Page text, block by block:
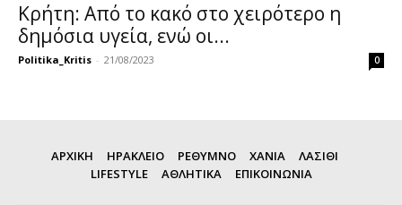
Κρήτη: Από το κακό στο χειρότερο η
δημόσια υγεία, ενώ οι...
Politika_Kritis - 21/08/2023 0
ΑΡΧΙΚΗ ΗΡΑΚΛΕΙΟ ΡΕΘΥΜΝΟ ΧΑΝΙΑ
ΛΑΣΙΘΙ
LIFESTYLE
ΑΘΛΗΤΙΚΑ ΕΠΙΚΟΙΝΩΝΙΑ